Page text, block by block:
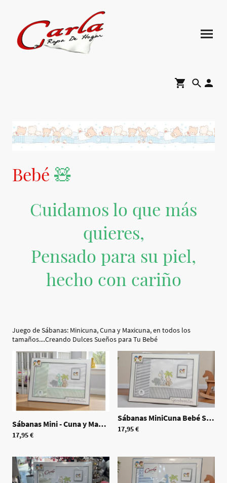
Bebé 🧸
Cuidamos lo que más
quieres,
Pensado para su piel,
hecho con cariño
Juego de Sábanas: Minicuna, Cuna y Maxicuna, en todos los
tamaños....Creando Dulces Sueños para Tu Bebé
Sábanas Mini - Cuna y Maxi - Bebé Safari Verde |70394
17,95 €
Sábanas MiniCuna Bebé Safari Gris
17,95 €